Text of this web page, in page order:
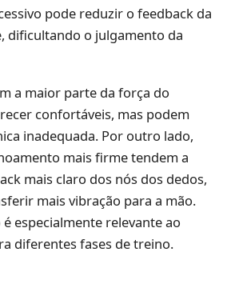
pode reduzir o feedback da
dificultando o julgamento da
a maior parte da força do
confortáveis, mas podem
inadequada. Por outro lado,
mais firme tendem a
mais claro dos nós dos dedos,
mais vibração para a mão.
é especialmente relevante ao
diferentes fases de treino.